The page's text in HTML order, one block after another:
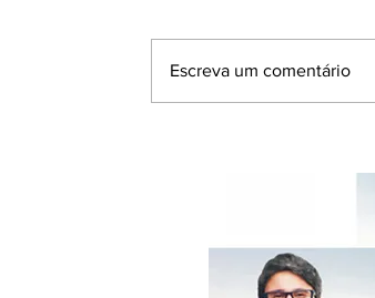
Escreva um comentário